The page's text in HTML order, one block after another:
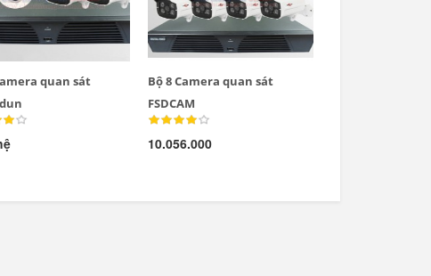
quan sát
Bộ 8 Camera quan sát
FSDCAM
10.056.000